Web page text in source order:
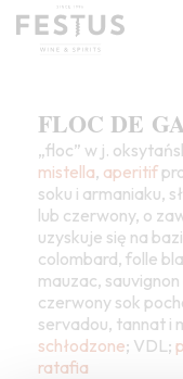
FLOC DE
„floc” w j.
mistella, aperitif
soku i armaniaku,
lub czerwony, o
uzyskuje się na
colombard, folle
mauzac, sauvignon
czerwony sok
servadou, tannat i
schłodzone; VDL;
ratafia